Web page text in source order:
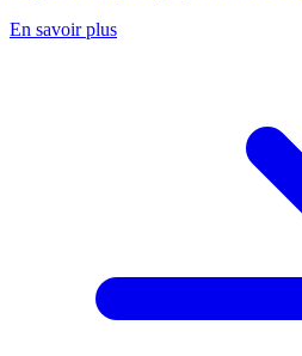
En savoir plus